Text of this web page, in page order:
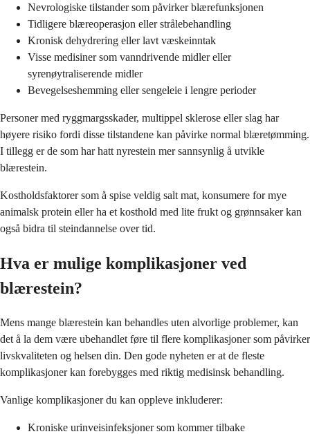
Nevrologiske tilstander som påvirker blærefunksjonen
Tidligere blæreoperasjon eller strålebehandling
Kronisk dehydrering eller lavt væskeinntak
Visse medisiner som vanndrivende midler eller
syrenøytraliserende midler
Bevegelseshemming eller sengeleie i lengre perioder
Personer med ryggmargsskader, multippel sklerose eller slag har
høyere risiko fordi disse tilstandene kan påvirke normal blæretømming.
I tillegg er de som har hatt nyrestein mer sannsynlig å utvikle
blærestein.
Kostholdsfaktorer som å spise veldig salt mat, konsumere for mye
animalsk protein eller ha et kosthold med lite frukt og grønnsaker kan
også bidra til steindannelse over tid.
Hva er mulige komplikasjoner ved
blærestein?
Mens mange blærestein kan behandles uten alvorlige problemer, kan
det å la dem være ubehandlet føre til flere komplikasjoner som påvirker
livskvaliteten og helsen din. Den gode nyheten er at de fleste
komplikasjoner kan forebygges med riktig medisinsk behandling.
Vanlige komplikasjoner du kan oppleve inkluderer:
Kroniske urinveisinfeksjoner som kommer tilbake